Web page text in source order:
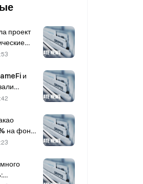
проект
может
доли
и
на
на фоне
000 за